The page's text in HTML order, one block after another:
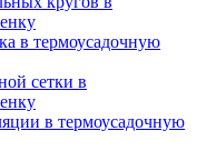
в термоусадочную
сетки в
в термоусадочную